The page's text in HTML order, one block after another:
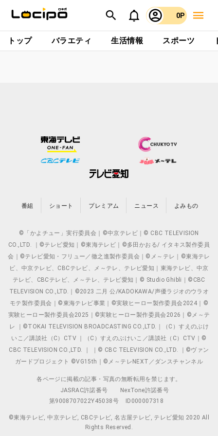
0P
トップ バラエティ 生活情報 スポーツ
番組 ショート プレミアム ニュース よみもの
©「かよチュー」実行委員会｜©中京テレビ｜© CBC TELEVISION
CO.,LTD. ｜©テレビ愛知｜©東海テレビ｜©多田かおる/ イタキス製作委員
会｜©テレビ愛知・フリュー／徹之進製作委員会｜©メ～テレ｜©東海テレ
ビ、中京テレビ、CBCテレビ、メ～テレ、テレビ愛知｜東海テレビ、中京
テレビ、CBCテレビ、メ～テレ、テレビ愛知｜© Studio Ghibli｜©CBC
TELEVISION CO.,LTD.｜©2023 二月 公/KADOKAWA/声優ラジオのウラオ
モテ製作委員会｜©東海テレビ事業｜©実験ヒーロー製作委員会2024｜©
実験ヒーロー製作委員会2025｜©実験ヒーロー製作委員会2026｜©メ～テ
レ ｜©TOKAI TELEVISION BROADCASTING CO.,LTD.｜（C）すえのぶけ
いこ／講談社（C）CTV ｜（C）すえのぶけいこ／講談社（C）CTV｜©
CBC TELEVISION CO.,LTD. ｜ ｜© CBC TELEVISION CO.,LTD. ｜©ヴァン
ガードプロジェクト ©VG15th｜©メ～テレNEXT／ダンスチャンネル
各ページに掲載の記事・写真の無断転用を禁じます。
JASRAC許諾番号
NexTone許諾番号
第9008707022Y45038号
ID000007318
©東海テレビ, 中京テレビ, CBCテレビ, 名古屋テレビ, テレビ愛知 2020 All
Rights Reserved.